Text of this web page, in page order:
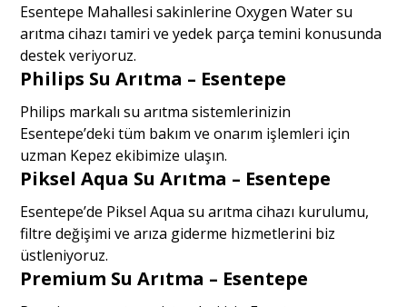
Esentepe Mahallesi sakinlerine Oxygen Water su
arıtma cihazı tamiri ve yedek parça temini konusunda
destek veriyoruz.
Philips Su Arıtma – Esentepe
Philips markalı su arıtma sistemlerinizin
Esentepe’deki tüm bakım ve onarım işlemleri için
uzman Kepez ekibimize ulaşın.
Piksel Aqua Su Arıtma – Esentepe
Esentepe’de Piksel Aqua su arıtma cihazı kurulumu,
filtre değişimi ve arıza giderme hizmetlerini biz
üstleniyoruz.
Premium Su Arıtma – Esentepe